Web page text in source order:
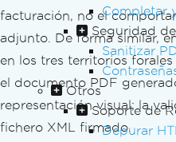
Completar
Seguridad
Sanitizar
Otros
Soporte de
Depurar
facturación, no el
adjunto. De forma similar,
en los tres territorios
el documento PDF
representación visual; la
fichero XML firmado.